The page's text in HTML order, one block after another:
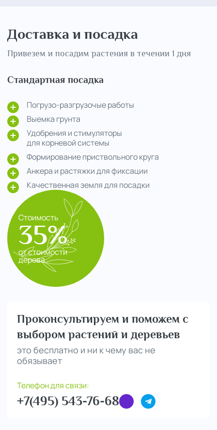
Доставка и посадка
Привезем и посадим растения в течении 1 дня
Стандартная посадка
Погрузо-разгрузочые работы
Выемка грунта
Удобрения и стимуляторы
для корневой системы
Формирование приствольного круга
Анкера и растяжки для фиксации
Качественная земля для посадки
Стоимость
35%
от стоимости
дерева
Проконсультируем и поможем с
выбором растений и деревьев
это бесплатно и ни к чему вас не
обязывает
Телефон для связи:
+7(495) 543-76-68